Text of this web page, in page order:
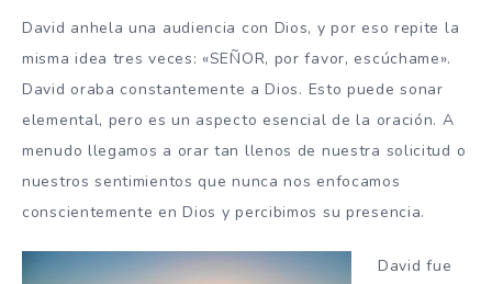
David anhela una audiencia con Dios, y por eso repite la
misma idea tres veces: «SEÑOR, por favor, escúchame».
David oraba constantemente a Dios. Esto puede sonar
elemental, pero es un aspecto esencial de la oración. A
menudo llegamos a orar tan llenos de nuestra solicitud o
nuestros sentimientos que nunca nos enfocamos
conscientemente en Dios y percibimos su presencia.
David fue